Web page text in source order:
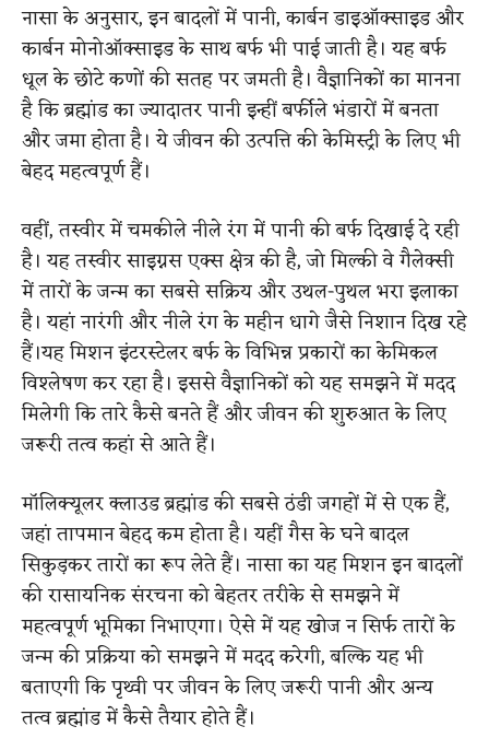
नासा के अनुसार, इन बादलों में पानी, कार्बन डाइऑक्साइड और
कार्बन मोनोऑक्साइड के साथ बर्फ भी पाई जाती है। यह बर्फ
धूल के छोटे कणों की सतह पर जमती है। वैज्ञानिकों का मानना
है कि ब्रह्मांड का ज्यादातर पानी इन्हीं बर्फीले भंडारों में बनता
और जमा होता है। ये जीवन की उत्पत्ति की केमिस्ट्री के लिए भी
बेहद महत्वपूर्ण हैं।
वहीं, तस्वीर में चमकीले नीले रंग में पानी की बर्फ दिखाई दे रही
है। यह तस्वीर साइग्नस एक्स क्षेत्र की है, जो मिल्की वे गैलेक्सी
में तारों के जन्म का सबसे सक्रिय और उथल-पुथल भरा इलाका
है। यहां नारंगी और नीले रंग के महीन धागे जैसे निशान दिख रहे
हैं।यह मिशन इंटरस्टेलर बर्फ के विभिन्न प्रकारों का केमिकल
विश्लेषण कर रहा है। इससे वैज्ञानिकों को यह समझने में मदद
मिलेगी कि तारे कैसे बनते हैं और जीवन की शुरुआत के लिए
जरूरी तत्व कहां से आते हैं।
मॉलिक्यूलर क्लाउड ब्रह्मांड की सबसे ठंडी जगहों में से एक हैं,
जहां तापमान बेहद कम होता है। यहीं गैस के घने बादल
सिकुड़कर तारों का रूप लेते हैं। नासा का यह मिशन इन बादलों
की रासायनिक संरचना को बेहतर तरीके से समझने में
महत्वपूर्ण भूमिका निभाएगा। ऐसे में यह खोज न सिर्फ तारों के
जन्म की प्रक्रिया को समझने में मदद करेगी, बल्कि यह भी
बताएगी कि पृथ्वी पर जीवन के लिए जरूरी पानी और अन्य
तत्व ब्रह्मांड में कैसे तैयार होते हैं।